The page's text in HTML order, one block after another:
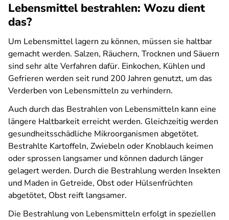
Lebensmittel bestrahlen: Wozu dient
das?
Um Lebensmittel lagern zu können, müssen sie haltbar
gemacht werden. Salzen, Räuchern, Trocknen und Säuern
sind sehr alte Verfahren dafür. Einkochen, Kühlen und
Gefrieren werden seit rund 200 Jahren genutzt, um das
Verderben von Lebensmitteln zu verhindern.
Auch durch das Bestrahlen von Lebensmitteln kann eine
längere Haltbarkeit erreicht werden. Gleichzeitig werden
gesundheitsschädliche Mikroorganismen abgetötet.
Bestrahlte Kartoffeln, Zwiebeln oder Knoblauch keimen
oder sprossen langsamer und können dadurch länger
gelagert werden. Durch die Bestrahlung werden Insekten
und Maden in Getreide, Obst oder Hülsenfrüchten
abgetötet, Obst reift langsamer.
Die Bestrahlung von Lebensmitteln erfolgt in speziellen